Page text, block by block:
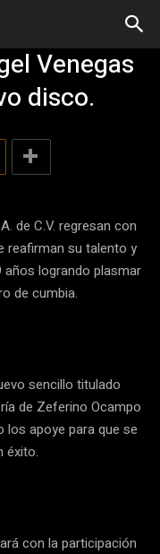
Venegas
disco.
de C.V. regresan con
reafirman su talento y
logrando plasmar
de cumbia.
sencillo titulado
de Zeferino Ocampo
los apoye para que se
éxito.
con la participación